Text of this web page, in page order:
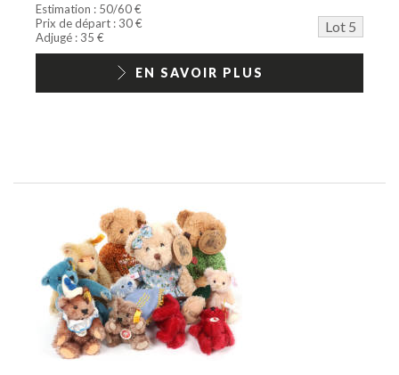
Estimation : 50/60 €
Prix de départ : 30 €
Lot 5
Adjugé : 35 €
EN SAVOIR PLUS